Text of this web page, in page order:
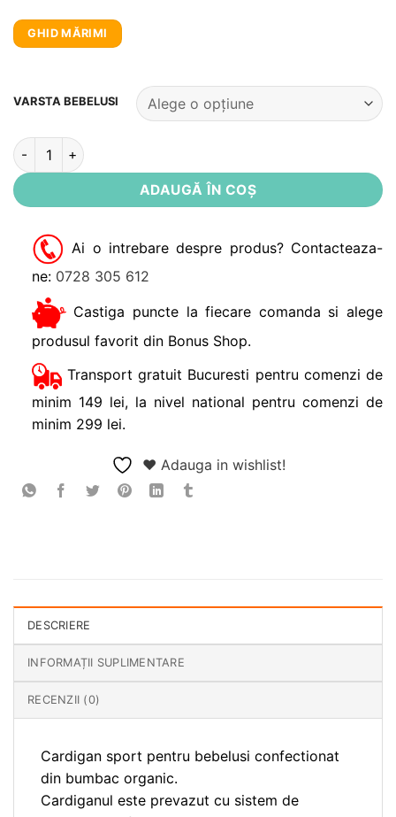
GHID MĂRIMI
VARSTA BEBELUSI
Cantitate Cardigan bebe Velddrif Noppies
ADAUGĂ ÎN COȘ
Ai o intrebare despre produs? Contacteaza-
ne: 0728 305 612
Castiga puncte la fiecare comanda si alege
produsul favorit din Bonus Shop.
Transport gratuit Bucuresti pentru comenzi de
minim 149 lei, la nivel national pentru comenzi de
minim 299 lei.
❤ Adauga in wishlist!
DESCRIERE
INFORMAȚII SUPLIMENTARE
RECENZII (0)
Cardigan sport pentru bebelusi confectionat
din bumbac organic.
Cardiganul este prevazut cu sistem de